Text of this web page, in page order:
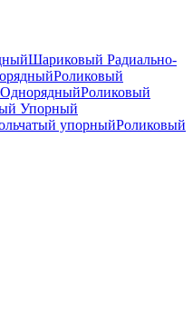
Шариковый Радиально-
Роликовый
Роликовый
Упорный
упорныйРоликовый